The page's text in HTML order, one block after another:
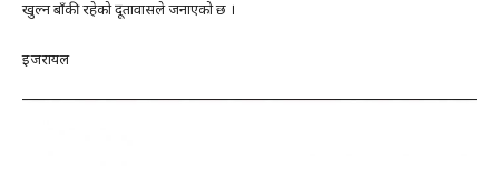
खुल्न बाँकी रहेको दूतावासले जनाएको छ ।
इजरायल